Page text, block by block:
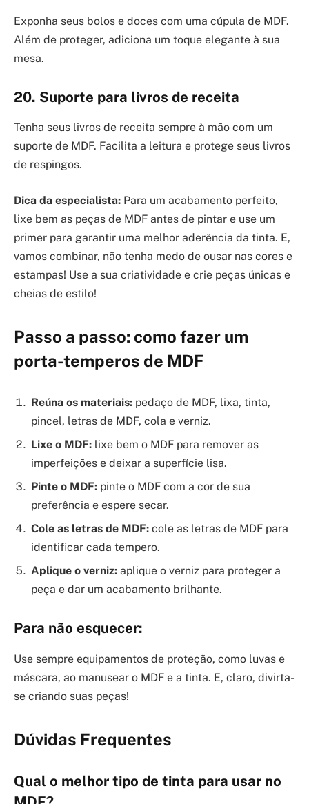
Exponha seus bolos e doces com uma cúpula de MDF.
Além de proteger, adiciona um toque elegante à sua
mesa.
20. Suporte para livros de receita
Tenha seus livros de receita sempre à mão com um
suporte de MDF. Facilita a leitura e protege seus livros
de respingos.
Dica da especialista: Para um acabamento perfeito,
lixe bem as peças de MDF antes de pintar e use um
primer para garantir uma melhor aderência da tinta. E,
vamos combinar, não tenha medo de ousar nas cores e
estampas! Use a sua criatividade e crie peças únicas e
cheias de estilo!
Passo a passo: como fazer um
porta-temperos de MDF
Reúna os materiais: pedaço de MDF, lixa, tinta,
pincel, letras de MDF, cola e verniz.
Lixe o MDF: lixe bem o MDF para remover as
imperfeições e deixar a superfície lisa.
Pinte o MDF: pinte o MDF com a cor de sua
preferência e espere secar.
Cole as letras de MDF: cole as letras de MDF para
identificar cada tempero.
Aplique o verniz: aplique o verniz para proteger a
peça e dar um acabamento brilhante.
Para não esquecer:
Use sempre equipamentos de proteção, como luvas e
máscara, ao manusear o MDF e a tinta. E, claro, divirta-
se criando suas peças!
Dúvidas Frequentes
Qual o melhor tipo de tinta para usar no